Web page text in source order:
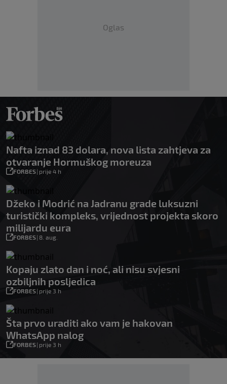
Oglas
Nafta iznad 83 dolara, nova lista zahtjeva za
otvaranje Hormuškog moreuza
FORBES| prije 4 h
Džeko i Modrić na Jadranu grade luksuzni
turistički kompleks, vrijednost projekta skoro
milijardu eura
FORBES| 8. aug.
Kopaju zlato dan i noć, ali nisu svjesni
ozbiljnih posljedica
FORBES| prije 3 h
Šta prvo uraditi ako vam je hakovan
WhatsApp nalog
FORBES| prije 3 h